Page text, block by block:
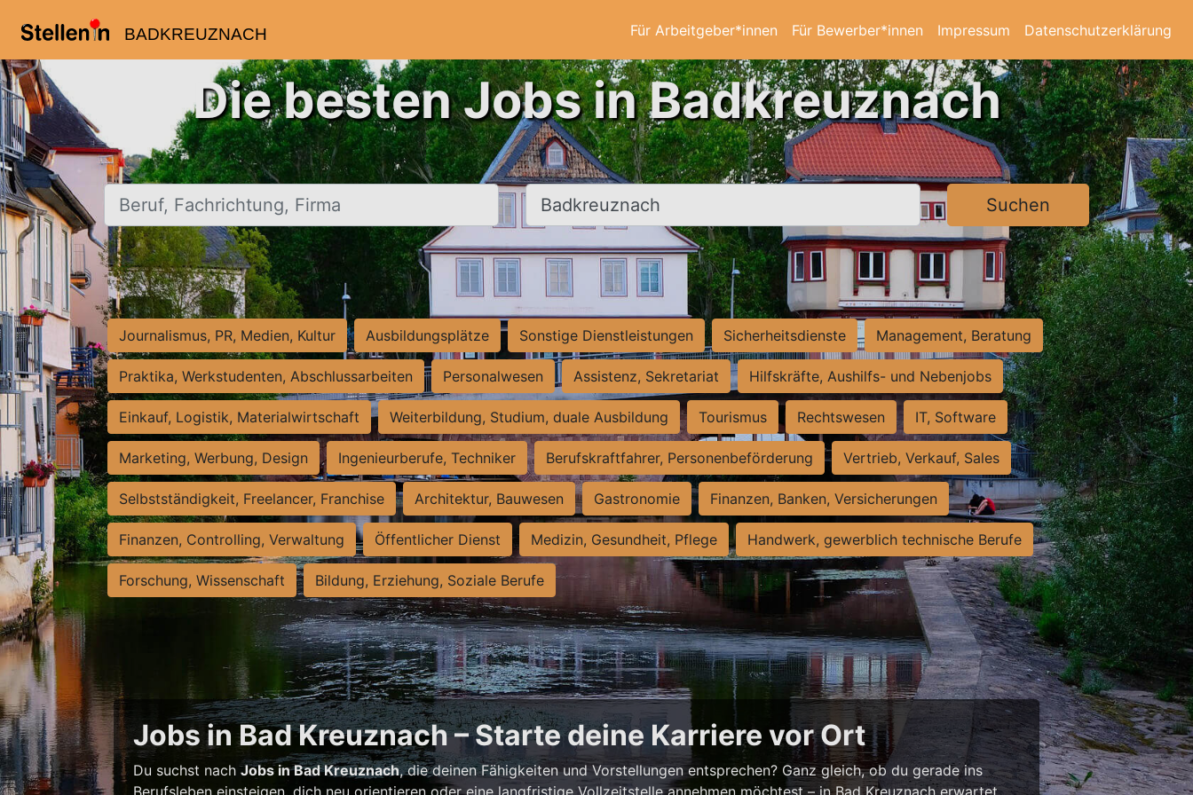
BADKREUZNACH Für Arbeitgeber*innen Für Bewerber*innen Impressum Datenschutzerklärung
Die besten Jobs in Badkreuznach
Beruf, Fachrichtung, Firma Ort, Stadt Suchen
Journalismus, PR, Medien, Kultur Ausbildungsplätze Sonstige Dienstleistungen Sicherheitsdienste Management, Beratung
Praktika, Werkstudenten, Abschlussarbeiten Personalwesen Assistenz, Sekretariat Hilfskräfte, Aushilfs- und Nebenjobs
Einkauf, Logistik, Materialwirtschaft Weiterbildung, Studium, duale Ausbildung Tourismus Rechtswesen IT, Software
Marketing, Werbung, Design Ingenieurberufe, Techniker Berufskraftfahrer, Personenbeförderung Vertrieb, Verkauf, Sales
Selbstständigkeit, Freelancer, Franchise Architektur, Bauwesen Gastronomie Finanzen, Banken, Versicherungen
Finanzen, Controlling, Verwaltung Öffentlicher Dienst Medizin, Gesundheit, Pflege Handwerk, gewerblich technische Berufe
Forschung, Wissenschaft Bildung, Erziehung, Soziale Berufe
Jobs in Bad Kreuznach – Starte deine Karriere vor Ort
Du suchst nachJobs in Bad Kreuznach, die deinen Fähigkeiten und Vorstellungen entsprechen? Ganz gleich, ob du gerade ins